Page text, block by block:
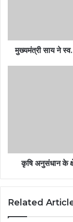
मुख्यमंत्री साय ने स्व.
कृषि अनुसंधान के
Related